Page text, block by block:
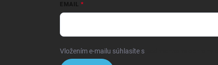
EMAIL
Vložením e-mailu súhlasíte s